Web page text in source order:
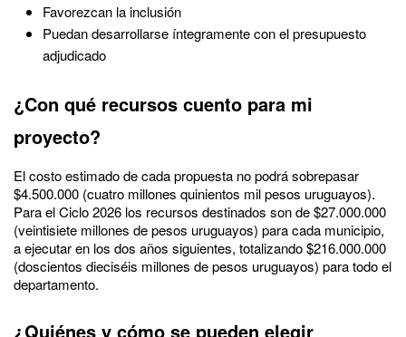
Favorezcan la inclusión
Puedan desarrollarse íntegramente con el presupuesto
adjudicado
¿Con qué recursos cuento para mi
proyecto?
El costo estimado de cada propuesta no podrá sobrepasar
$4.500.000 (cuatro millones quinientos mil pesos uruguayos).
Para el Ciclo 2026 los recursos destinados son de $27.000.000
(veintisiete millones de pesos uruguayos) para cada municipio,
a ejecutar en los dos años siguientes, totalizando $216.000.000
(doscientos dieciséis millones de pesos uruguayos) para todo el
departamento.
¿Quiénes y cómo se pueden elegir